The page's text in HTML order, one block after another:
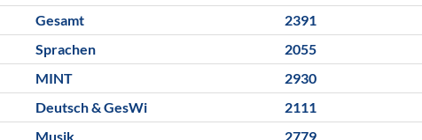
Gesamt
2391
Sprachen
2055
MINT
2930
Deutsch & GesWi
2111
Musik
2779